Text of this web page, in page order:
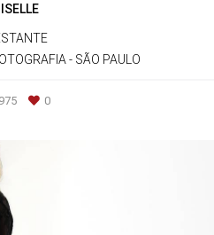
- SÃO PAULO
975 0